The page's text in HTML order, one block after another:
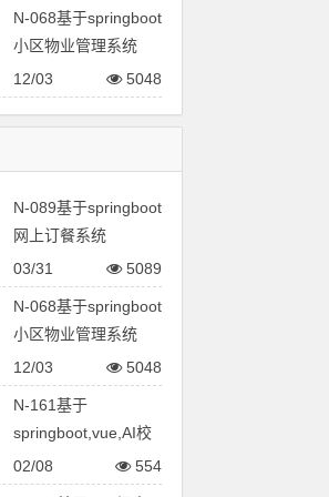
N-068基于springboot
小区物业管理系统
12/03
5048
N-089基于springboot
网上订餐系统
03/31
5089
N-068基于springboot
小区物业管理系统
12/03
5048
N-161基于
springboot,vue,AI校
园招聘系统
02/08
554